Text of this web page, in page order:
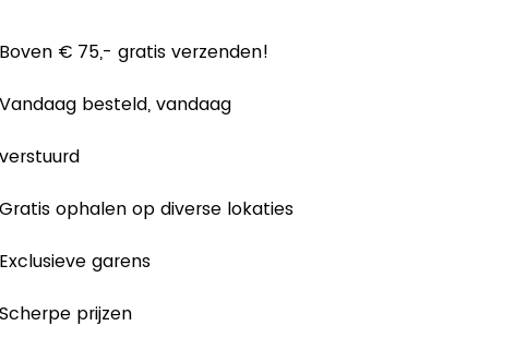
Boven € 75,- gratis verzenden!
Vandaag besteld, vandaag
verstuurd
Gratis ophalen op diverse lokaties
Exclusieve garens
Scherpe prijzen